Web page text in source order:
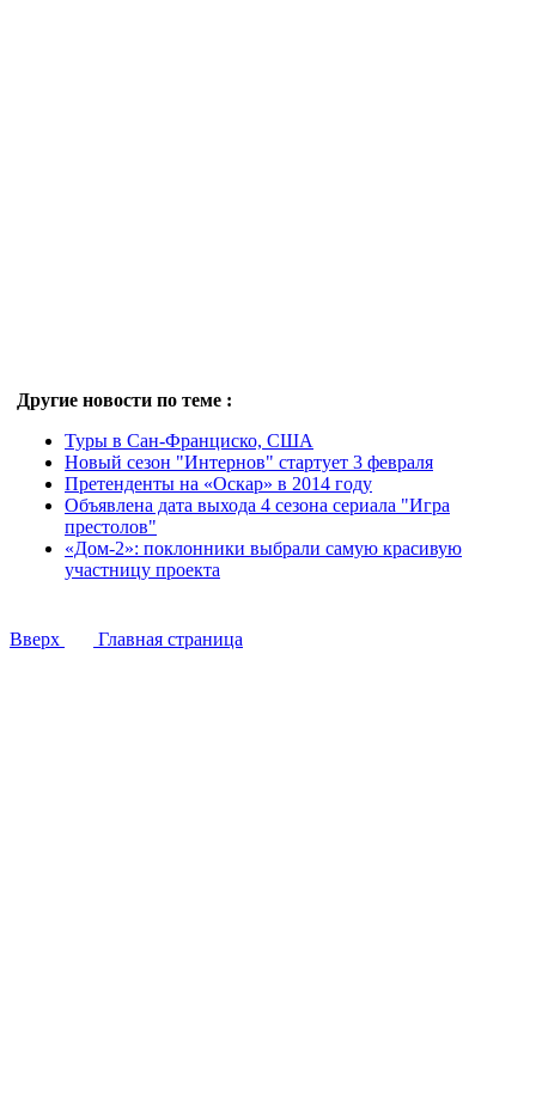
Другие новости по теме :
Туры в Сан-Франциско, США
Новый сезон "Интернов" стартует 3 февраля
Претенденты на «Оскар» в 2014 году
Объявлена дата выхода 4 сезона сериала "Игра
престолов"
«Дом-2»: поклонники выбрали самую красивую
участницу проекта
Вверх Главная страница